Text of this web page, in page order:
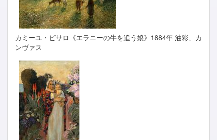
カミーユ・ピサロ《エラニーの牛を追う娘》1884年 油彩、カ
ンヴァス